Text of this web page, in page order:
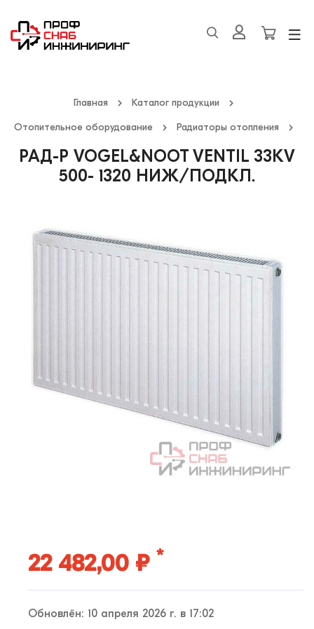
Главная Каталог продукции
Отопительное оборудование Радиаторы отопления
РАД-Р VOGEL&NOOT VENTIL 33КV
500- 1320 НИЖ/ПОДКЛ.
22 482,00 ₽ *
Обновлён: 10 апреля 2026 г. в 17:02